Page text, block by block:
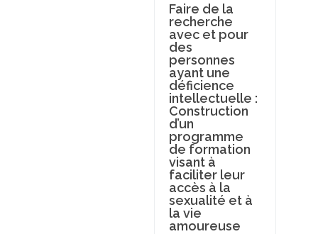
Faire de la
recherche
avec et pour
des
personnes
ayant une
déficience
intellectuelle :
Construction
d’un
programme
de formation
visant à
faciliter leur
accès à la
sexualité et à
la vie
amoureuse